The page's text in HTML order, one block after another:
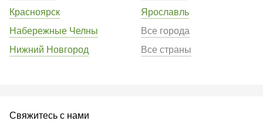
Красноярск
Набережные Челны
Нижний Новгород
Ярославль
Все города
Все страны
Свяжитесь с нами